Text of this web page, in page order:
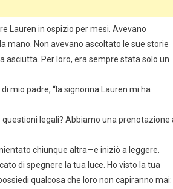
Lauren in ospizio per mesi. Avevano
Non avevano ascoltato le sue storie
asciutta. Per loro, era sempre stata solo un
mio padre, “la signorina Lauren mi ha
legali? Abbiamo una prenotazione
chiunque altra—e iniziò a leggere.
di spegnere la tua luce. Ho visto la tua
qualcosa che loro non capiranno mai: